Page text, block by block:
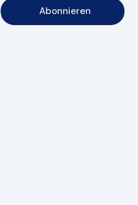
Abonnieren